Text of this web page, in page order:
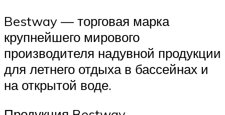
Bestway — торговая марка
крупнейшего мирового
производителя надувной продукции
для летнего отдыха в бассейнах и
на открытой воде.